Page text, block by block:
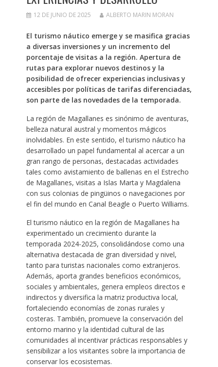
12 DE JUNIO DE 2025 ALBERTO MARIN MORAN
El turismo náutico emerge y se masifica gracias
a diversas inversiones y un incremento del
porcentaje de visitas a la región. Apertura de
rutas para explorar nuevos destinos y la
posibilidad de ofrecer experiencias inclusivas y
accesibles por políticas de tarifas diferenciadas,
son parte de las novedades de la temporada.
La región de Magallanes es sinónimo de aventuras,
belleza natural austral y momentos mágicos
inolvidables. En este sentido, el turismo náutico ha
desarrollado un papel fundamental al acercar a un
gran rango de personas, destacadas actividades
tales como avistamiento de ballenas en el Estrecho
de Magallanes, visitas a Islas Marta y Magdalena
con sus colonias de pingüinos o navegaciones por
el fin del mundo en Canal Beagle o Puerto Williams.
El turismo náutico en la región de Magallanes ha
experimentado un crecimiento durante la
temporada 2024-2025, consolidándose como una
alternativa destacada de gran diversidad y nivel,
tanto para turistas nacionales como extranjeros.
Además, aporta grandes beneficios económicos,
sociales y ambientales, genera empleos directos e
indirectos y diversifica la matriz productiva local,
fortaleciendo economías de zonas rurales y
costeras. También, promueve la conservación del
entorno marino y la identidad cultural de las
comunidades al incentivar prácticas responsables y
sensibilizar a los visitantes sobre la importancia de
conservar los ecosistemas.